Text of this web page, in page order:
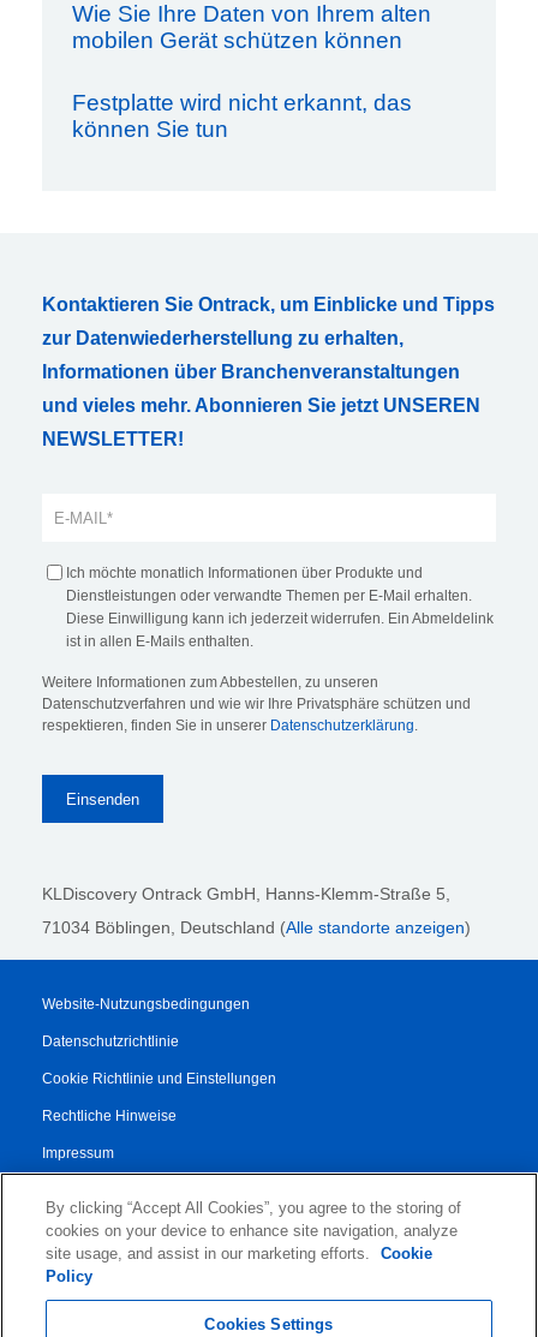
Wie Sie Ihre Daten von Ihrem alten
mobilen Gerät schützen können
Festplatte wird nicht erkannt, das
können Sie tun
Kontaktieren Sie Ontrack, um Einblicke und Tipps
zur Datenwiederherstellung zu erhalten,
Informationen über Branchenveranstaltungen
und vieles mehr. Abonnieren Sie jetzt UNSEREN
NEWSLETTER!
Ich möchte monatlich Informationen über Produkte und
Dienstleistungen oder verwandte Themen per E-Mail erhalten.
Diese Einwilligung kann ich jederzeit widerrufen. Ein Abmeldelink
ist in allen E-Mails enthalten.
Weitere Informationen zum Abbestellen, zu unseren
Datenschutzverfahren und wie wir Ihre Privatsphäre schützen und
respektieren, finden Sie in unserer Datenschutzerklärung.
KLDiscovery Ontrack GmbH, Hanns-Klemm-Straße 5
71034 Böblingen , Deutschland (Alle standorte anzeigen)
Website-Nutzungsbedingungen
Datenschutzrichtlinie
Cookie Richtlinie und Einstellungen
Rechtliche Hinweise
Impressum
AGB
Vertrag für Autorisierte Partner
By clicking “Accept All Cookies”, you agree to the storing of
cookies on your device to enhance site navigation, analyze
site usage, and assist in our marketing efforts.
Cookie
Policy
Cookies Settings